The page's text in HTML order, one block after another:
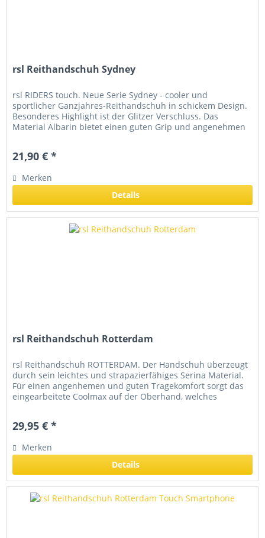
rsl Reithandschuh Sydney
rsl RIDERS touch. Neue Serie Sydney - cooler und
sportlicher Ganzjahres-Reithandschuh in schickem Design.
Besonderes Highlight ist der Glitzer Verschluss. Das
Material Albarin bietet einen guten Grip und angenehmen
21,90 € *
Merken
Details
rsl Reithandschuh Rotterdam
rsl Reithandschuh ROTTERDAM. Der Handschuh überzeugt
durch sein leichtes und strapazierfähiges Serina Material.
Für einen angenhemen und guten Tragekomfort sorgt das
eingearbeitete Coolmax auf der Oberhand, welches
29,95 € *
Merken
Details